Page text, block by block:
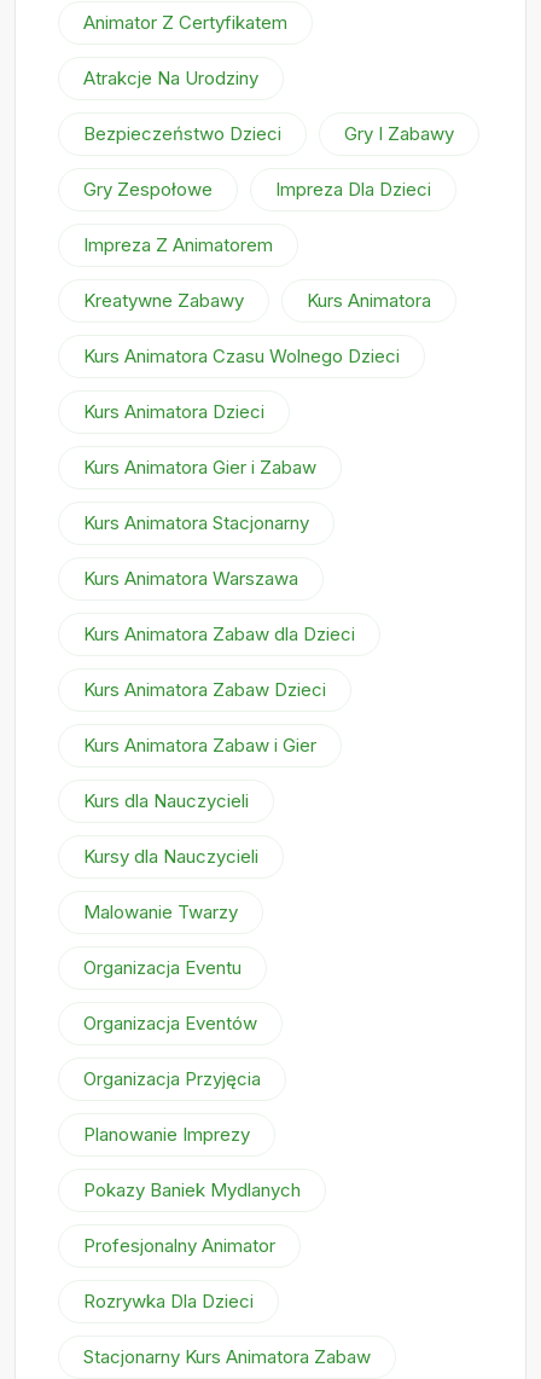
Animator Z Certyfikatem
Atrakcje Na Urodziny
Bezpieczeństwo Dzieci Gry I Zabawy
Gry Zespołowe Impreza Dla Dzieci
Impreza Z Animatorem
Kreatywne Zabawy Kurs Animatora
Kurs Animatora Czasu Wolnego Dzieci
Kurs Animatora Dzieci
Kurs Animatora Gier i Zabaw
Kurs Animatora Stacjonarny
Kurs Animatora Warszawa
Kurs Animatora Zabaw dla Dzieci
Kurs Animatora Zabaw Dzieci
Kurs Animatora Zabaw i Gier
Kurs dla Nauczycieli
Kursy dla Nauczycieli
Malowanie Twarzy
Organizacja Eventu
Organizacja Eventów
Organizacja Przyjęcia
Planowanie Imprezy
Pokazy Baniek Mydlanych
Profesjonalny Animator
Rozrywka Dla Dzieci
Stacjonarny Kurs Animatora Zabaw